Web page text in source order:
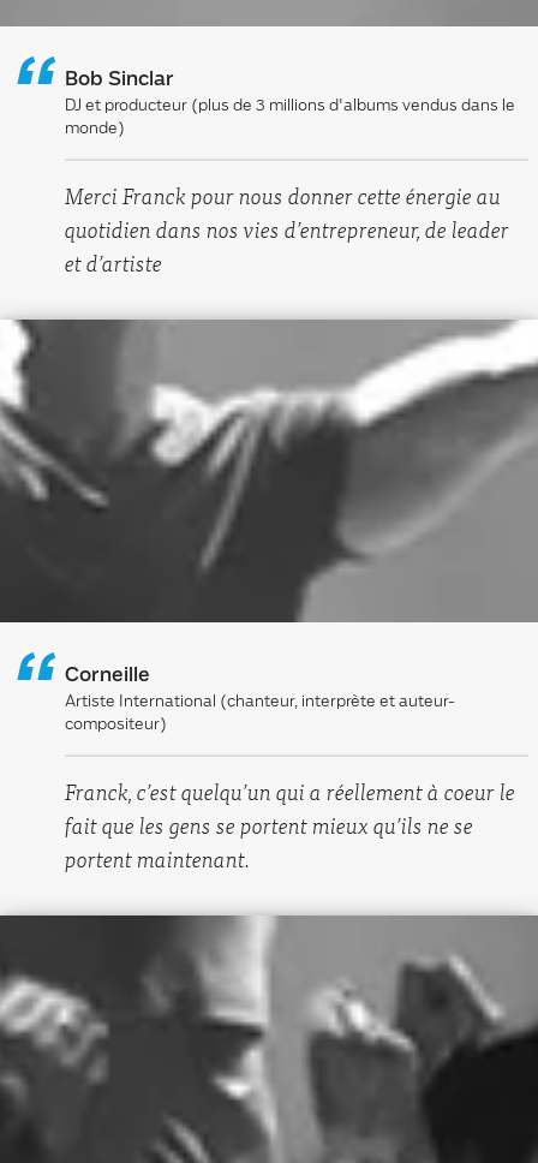
“ Bob Sinclar
DJ et producteur (plus de 3 millions d'albums vendus dans le
monde)
Merci Franck pour nous donner cette énergie au
quotidien dans nos vies d’entrepreneur, de leader
et d’artiste
“ Corneille
Artiste International (chanteur, interprète et auteur-
compositeur)
Franck, c’est quelqu’un qui a réellement à coeur le
fait que les gens se portent mieux qu’ils ne se
portent maintenant.